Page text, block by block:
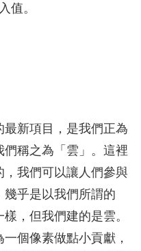
值。
新項目，是我們正為
稱之為「雲」。這裡
我們可以讓人們參與
乎是以我們所謂的
，但我們建的是雲。
個像素做點小貢獻，